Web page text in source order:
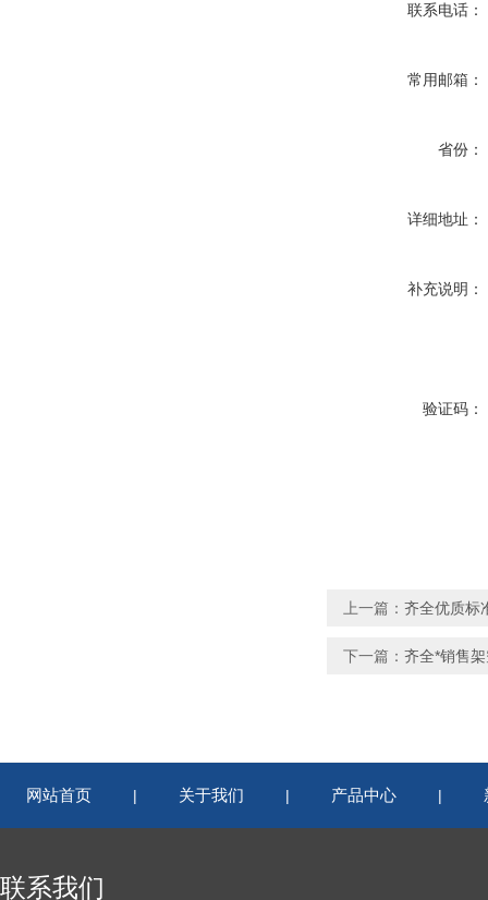
联系电话：
常用邮箱：
省份：
详细地址：
补充说明：
验证码：
上一篇： 齐全优质标
下一篇： 齐全*销售
网站首页 | 关于我们 | 产品中心 |
联系我们